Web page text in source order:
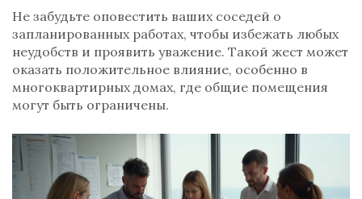
Не забудьте оповестить ваших соседей о
запланированных работах, чтобы избежать любых
неудобств и проявить уважение. Такой жест может
оказать положительное влияние, особенно в
многоквартирных домах, где общие помещения
могут быть ограничены.